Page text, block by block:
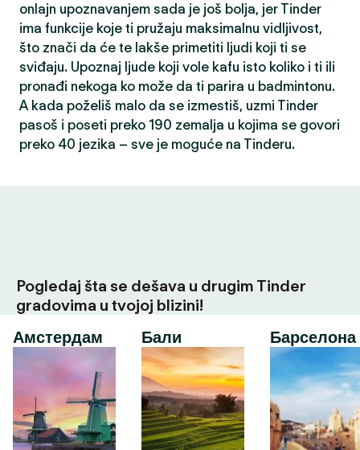
onlajn upoznavanjem sada je još bolja, jer Tinder
ima funkcije koje ti pružaju maksimalnu vidljivost,
što znači da će te lakše primetiti ljudi koji ti se
sviđaju. Upoznaj ljude koji vole kafu isto koliko i ti ili
pronađi nekoga ko može da ti parira u badmintonu.
A kada poželiš malo da se izmestiš, uzmi Tinder
pasoš i poseti preko 190 zemalja u kojima se govori
preko 40 jezika – sve je moguće na Tinderu.
Pogledaj šta se dešava u drugim Tinder
gradovima u tvojoj blizini!
Амстердам
Бали Барселона